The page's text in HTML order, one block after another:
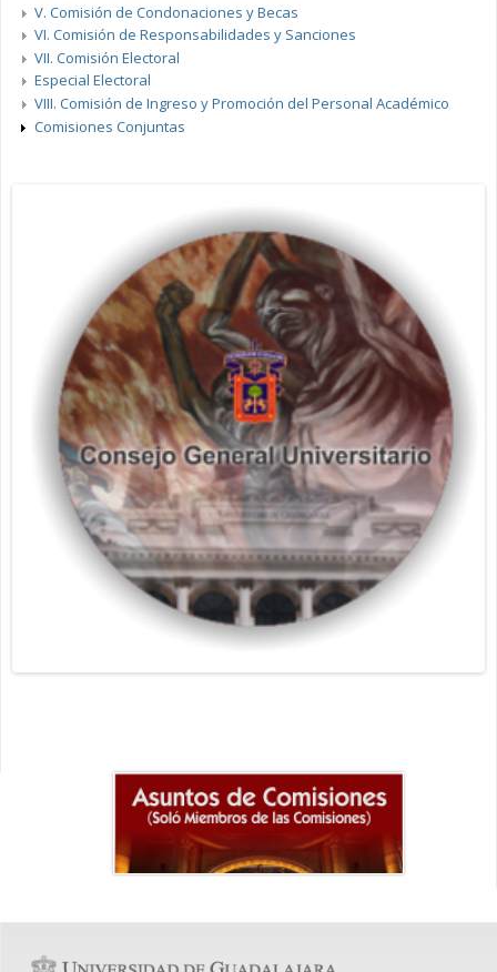
V. Comisión de Condonaciones y Becas
VI. Comisión de Responsabilidades y Sanciones
VII. Comisión Electoral
Especial Electoral
VIII. Comisión de Ingreso y Promoción del Personal Académico
Comisiones Conjuntas